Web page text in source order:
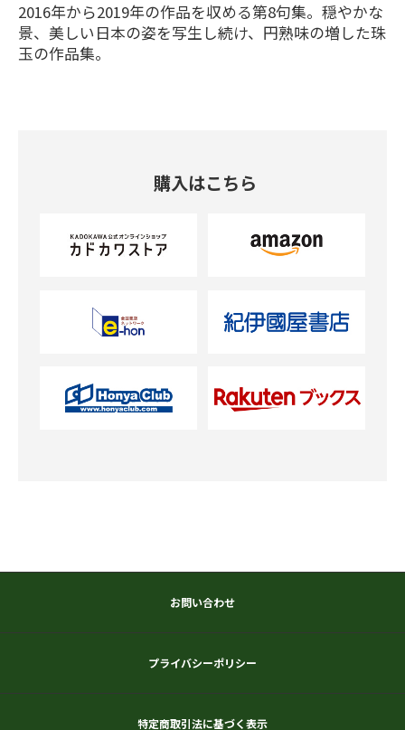
2016年から2019年の作品を収める第8句集。穏やかな
景、美しい日本の姿を写生し続け、円熟味の増した珠
玉の作品集。
購入はこちら
お問い合わせ
プライバシーポリシー
特定商取引法に基づく表示